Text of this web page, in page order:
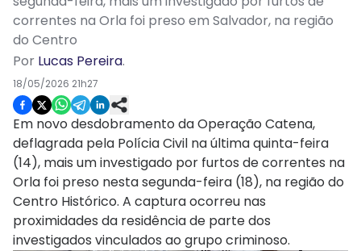
correntes na Orla foi preso em Salvador, na região
do Centro
Por Lucas Pereira.
18/05/2026 21h27
Em novo desdobramento da Operação Catena,
deflagrada pela Polícia Civil na última quinta-feira
(14), mais um investigado por furtos de correntes na
Orla foi preso nesta segunda-feira (18), na região do
Centro Histórico. A captura ocorreu nas
proximidades da residência de parte dos
investigados vinculados ao grupo criminoso.